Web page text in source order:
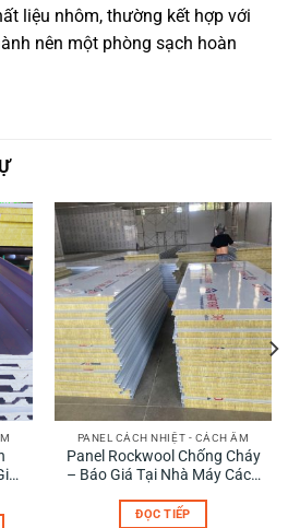
liệu nhôm, thường kết hợp với
nên một phòng sạch hoàn
PANEL CÁCH NHIỆT - CÁCH ÂM
Panel Rockwool Chống Cháy
– Báo Giá Tại Nhà Máy Cách
ĐỌC TIẾP